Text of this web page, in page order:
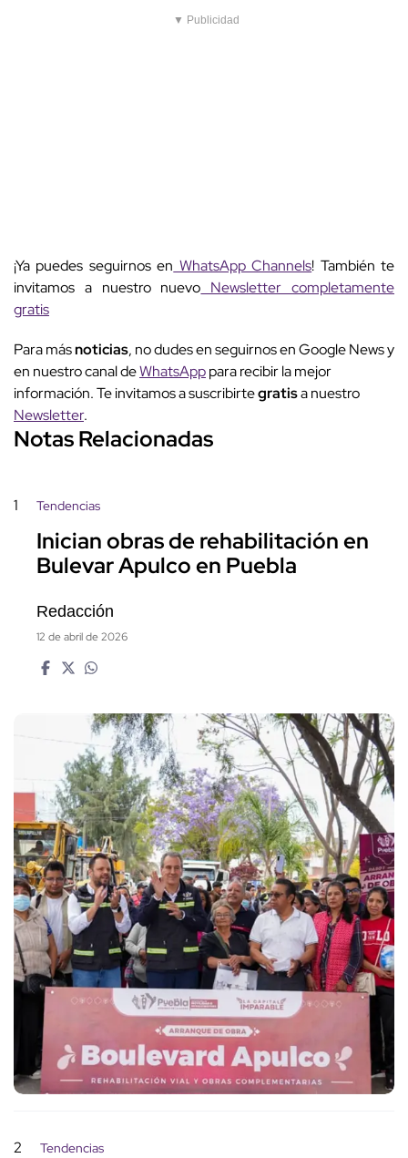
▼ Publicidad
¡Ya puedes seguirnos en WhatsApp Channels! También te
invitamos a nuestro nuevo Newsletter completamente
gratis
Para másnoticias, no dudes en seguirnos en Google News y
en nuestro canal deWhatsApppara recibir la mejor
información. Te invitamos a suscribirtegratisa nuestro
Newsletter.
Notas Relacionadas
1 Tendencias
Inician obras de rehabilitación en
Bulevar Apulco en Puebla
Redacción
12 de abril de 2026
2 Tendencias